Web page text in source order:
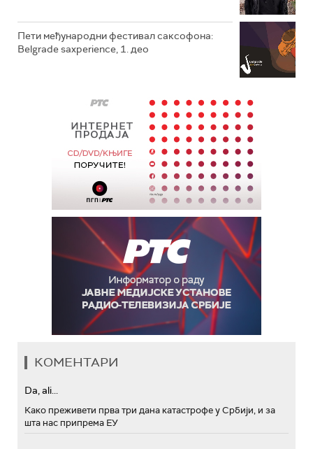
Пети међународни фестивал саксофона:
Belgrade saxperience, 1. део
КОМЕНТАРИ
Da, ali...
Како преживети прва три дана катастрофе у Србији, и за
шта нас припрема ЕУ